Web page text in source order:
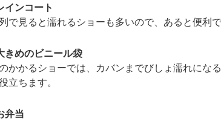
インコート
で見ると濡れるショーも多いので、あると便利で
きめのビニール袋
かかるショーでは、カバンまでびしょ濡れにな
立ちます。
弁当